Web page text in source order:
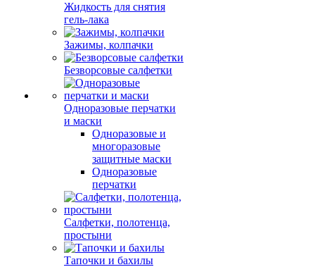
Жидкость для снятия
гель-лака
Зажимы, колпачки
Безворсовые салфетки
Одноразовые перчатки
и маски
Одноразовые и
многоразовые
защитные маски
Одноразовые
перчатки
Салфетки, полотенца,
простыни
Тапочки и бахилы